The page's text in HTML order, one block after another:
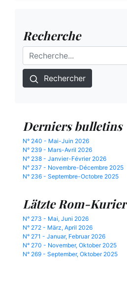
Recherche
Rechercher
Derniers bulletins
N° 240 - Mai-Juin 2026
N° 239 - Mars-Avril 2026
N° 238 - Janvier-Février 2026
N° 237 - Novembre-Décembre 2025
N° 236 - Septembre-Octobre 2025
Lätzte Rom-Kurier
N° 273 - Mai, Juni 2026
N° 272 - März, April 2026
N° 271 - Januar, Februar 2026
N° 270 - November, Oktober 2025
N° 269 - September, Oktober 2025